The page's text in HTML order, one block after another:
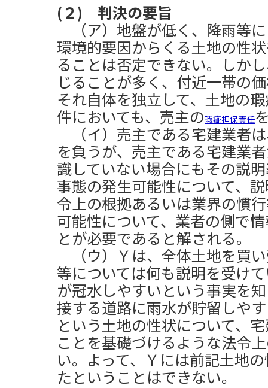
(２) 判決の要旨
（ア）地盤が低く、降雨等
環境的要因からくる土地の性
ることは否定できない。しか
じることが多く、付近一帯の
それ自体を独立して、土地の
件においても、売主の瑕疵担保責任
（イ）売主である宅建業者
を負うが、売主である宅建業
識していない場合にもその説
事態の発生可能性について、
令上の根拠あるいは業界の慣
可能性について、業者の側で
とが必要であると解される。
（ウ）Ｙは、全体土地を買
等については何も説明を受け
が冠水しやすいという事実を
接する道路に雨水が貯留しや
という土地の性状について、
ことを基礎づけるような法令
い。よって、Ｙには前記土地
たということはできない。